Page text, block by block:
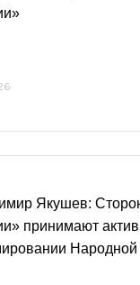
Якушев:
принимают